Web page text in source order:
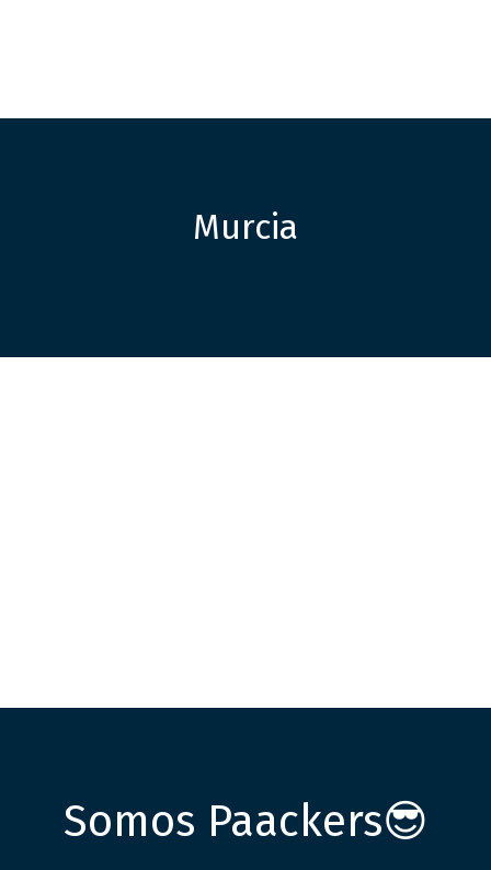
Murcia
Somos Paackers😎